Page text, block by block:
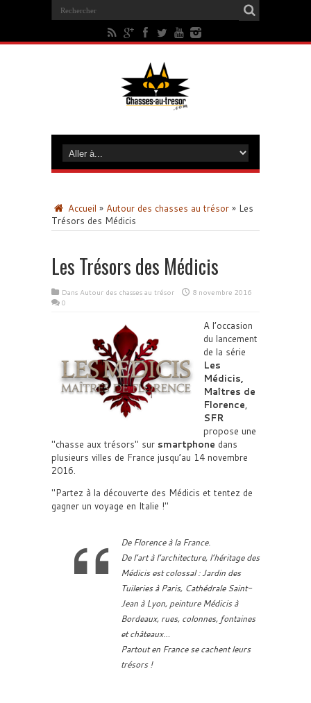
Accueil » Autour des chasses au trésor » Les
Trésors des Médicis
Les Trésors des Médicis
Dans Autour des chasses au trésor
8 novembre 2016
0
A l’occasion
du lancement
de la série
Les
Médicis,
Maîtres de
Florence,
SFR
propose une
chasse aux trésors
sur smartphone dans
plusieurs villes de France jusqu’au 14 novembre
2016.
Partez à la découverte des Médicis et tentez de
gagner un voyage en Italie !
De Florence à la France.
De l’art à l’architecture, l’héritage des
Médicis est colossal : Jardin des
Tuileries à Paris, Cathédrale Saint-
Jean à Lyon, peinture Médicis à
Bordeaux, rues, colonnes, fontaines
et châteaux…
Partout en France se cachent leurs
trésors !